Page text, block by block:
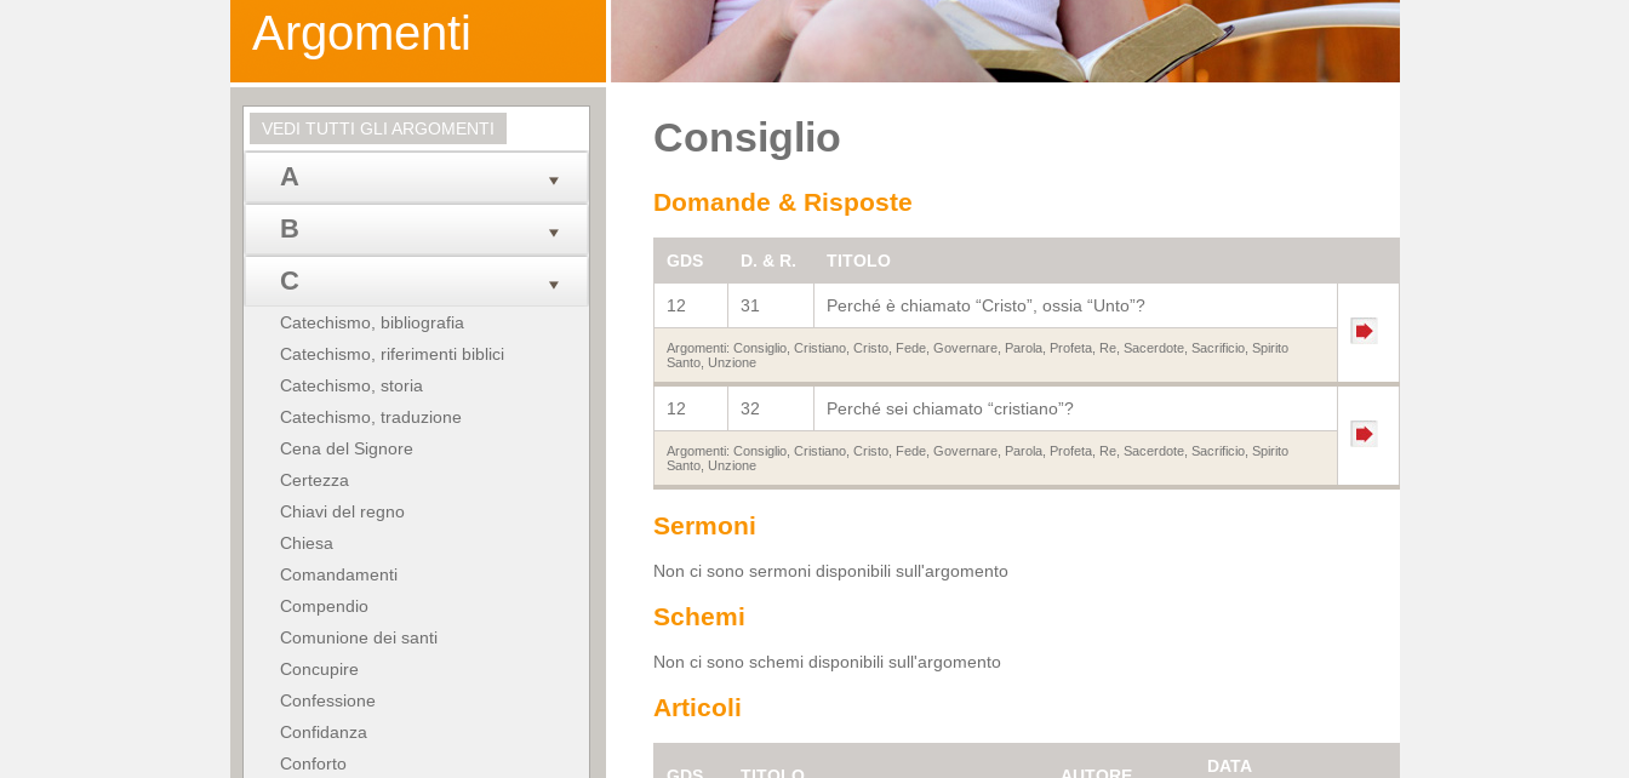
Argomenti
Consiglio
Domande & Risposte
GDS D. & R. TITOLO
12 31 Perché è chiamato “Cristo”, ossia “Unto”?
Argomenti: Consiglio, Cristiano, Cristo, Fede, Governare, Parola, Profeta, Re, Sacerdote, Sacrificio, Spirito
Santo, Unzione
12 32 Perché sei chiamato “cristiano”?
Argomenti: Consiglio, Cristiano, Cristo, Fede, Governare, Parola, Profeta, Re, Sacerdote, Sacrificio, Spirito
Santo, Unzione
Sermoni
Non ci sono sermoni disponibili sull'argomento
Schemi
Non ci sono schemi disponibili sull'argomento
Articoli
DATA
VEDI TUTTI GLI ARGOMENTI
A
B
C
Catechismo, bibliografia
Catechismo, riferimenti biblici
Catechismo, storia
Catechismo, traduzione
Cena del Signore
Certezza
Chiavi del regno
Chiesa
Comandamenti
Compendio
Comunione dei santi
Concupire
Confessione
Confidanza
Conforto